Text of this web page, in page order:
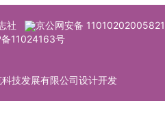
社
京公网安备 11010202005821
11024163号
技发展有限公司设计开发